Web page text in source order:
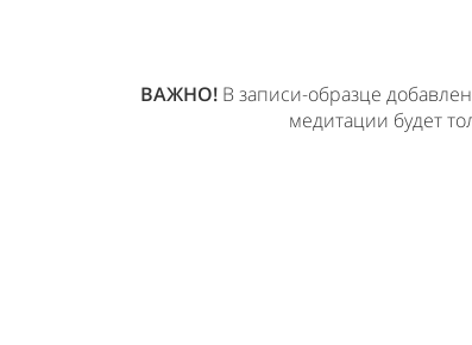
ВАЖНО! В записи-образце
медитации будет